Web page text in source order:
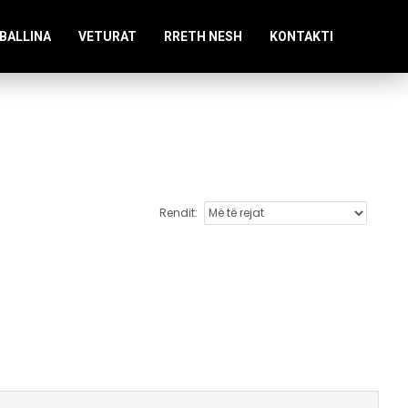
BALLINA VETURAT RRETH NESH KONTAKTI
Rendit: